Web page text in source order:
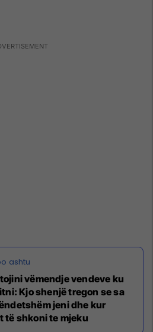
vëmendje vendeve ku
Kjo shenjë tregon se sa
jeni dhe kur
të shkoni te mjeku